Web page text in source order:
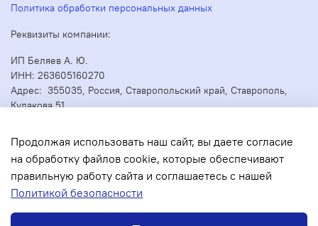
Политика обработки персональных данных
Реквизиты компании:
ИП Беляев А. Ю.
ИНН: 263605160270
Адрес: 355035, Россия, Ставропольский край, Ставрополь,
Кулакова 51
Продолжая использовать наш сайт, вы даете согласие
на обработку файлов cookie, которые обеспечивают
правильную работу сайта и соглашаетесь с нашей
Политикой безопасности